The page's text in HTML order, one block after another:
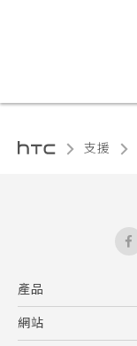
支援
產品
5G
網站